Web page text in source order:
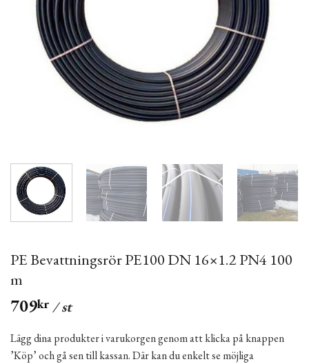
PE Bevattningsrör PE100 DN 16×1.2 PN4 100
m
709kr / st
Lägg dina produkter i varukorgen genom att klicka på knappen
’Köp’ och gå sen till kassan. Där kan du enkelt se möjliga